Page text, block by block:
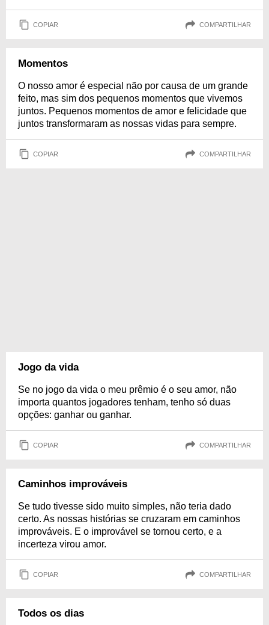
COPIAR COMPARTILHAR
Momentos
O nosso amor é especial não por causa de um grande
feito, mas sim dos pequenos momentos que vivemos
juntos. Pequenos momentos de amor e felicidade que
juntos transformaram as nossas vidas para sempre.
COPIAR COMPARTILHAR
Jogo da vida
Se no jogo da vida o meu prêmio é o seu amor, não
importa quantos jogadores tenham, tenho só duas
opções: ganhar ou ganhar.
COPIAR COMPARTILHAR
Caminhos improváveis
Se tudo tivesse sido muito simples, não teria dado
certo. As nossas histórias se cruzaram em caminhos
improváveis. E o improvável se tornou certo, e a
incerteza virou amor.
COPIAR COMPARTILHAR
Todos os dias